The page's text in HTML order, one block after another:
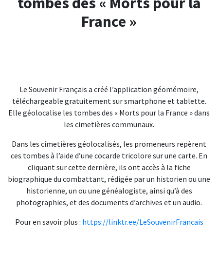
France »
Le Souvenir Français a créé l’application géomémoire,
téléchargeable gratuitement sur smartphone et tablette.
Elle géolocalise les tombes des « Morts pour la France » dans
les cimetières communaux.
Dans les cimetières géolocalisés, les promeneurs repèrent
ces tombes à l’aide d’une cocarde tricolore sur une carte. En
cliquant sur cette dernière, ils ont accès à la fiche
biographique du combattant, rédigée par un historien ou une
historienne, un ou une généalogiste, ainsi qu’à des
photographies, et des documents d’archives et un audio.
Pour en savoir plus : https://linktr.ee/LeSouvenirFrancais